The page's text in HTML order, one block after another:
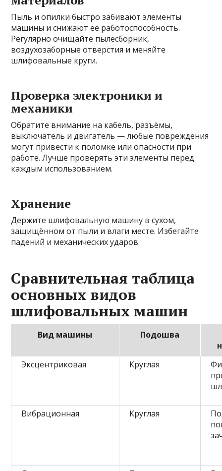
Пыль и опилки быстро забивают элементы
машины и снижают её работоспособность.
Регулярно очищайте пылесборник,
воздухозаборные отверстия и меняйте
шлифовальные круги.
Проверка электроники и
механики
Обратите внимание на кабель, разъёмы,
выключатель и двигатель — любые повреждения
могут привести к поломке или опасности при
работе. Лучше проверять эти элементы перед
каждым использованием.
Хранение
Держите шлифовальную машину в сухом,
защищённом от пыли и влаги месте. Избегайте
падений и механических ударов.
Сравнительная таблица
основных видов
шлифовальных машин
Вид машины Подошва
Эксцентриковая
Круглая
Вибрационная Круглая